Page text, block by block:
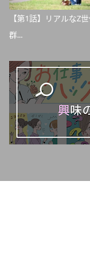
【第1話】リアルなZ
群...